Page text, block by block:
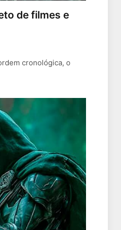
de filmes e
cronológica, o